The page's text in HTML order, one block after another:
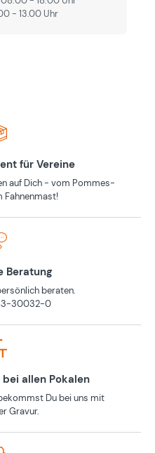
- 13.00 Uhr
für Vereine
auf Dich - vom Pommes-
Fahnenmast!
Beratung
beraten.
30032-0
allen Pokalen
Du bei uns mit
Gravur.